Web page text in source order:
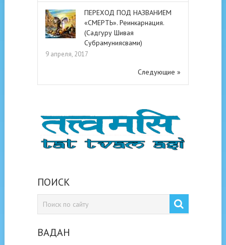
ПЕРЕХОД ПОД НАЗВАНИЕМ
«СМЕРТЬ». Реинкарнация.
(Садгуру Шивая
Субрамуниясвами)
9 апреля, 2017
Следующие »
ПОИСК
ВАДАН